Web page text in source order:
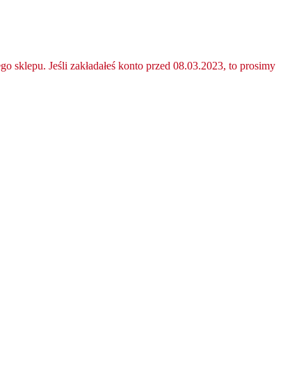
sklepu. Jeśli zakładałeś konto przed 08.03.2023, to prosimy